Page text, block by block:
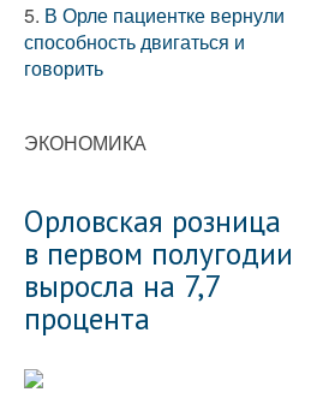
5. В Орле пациентке вернули
способность двигаться и
говорить
ЭКОНОМИКА
Орловская розница
в первом полугодии
выросла на 7,7
процента